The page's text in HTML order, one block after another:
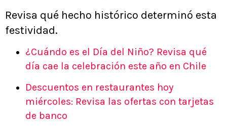
Revisa qué hecho histórico determinó esta
festividad.
¿Cuándo es el Día del Niño? Revisa qué
día cae la celebración este año en Chile
Descuentos en restaurantes hoy
miércoles: Revisa las ofertas con tarjetas
de banco